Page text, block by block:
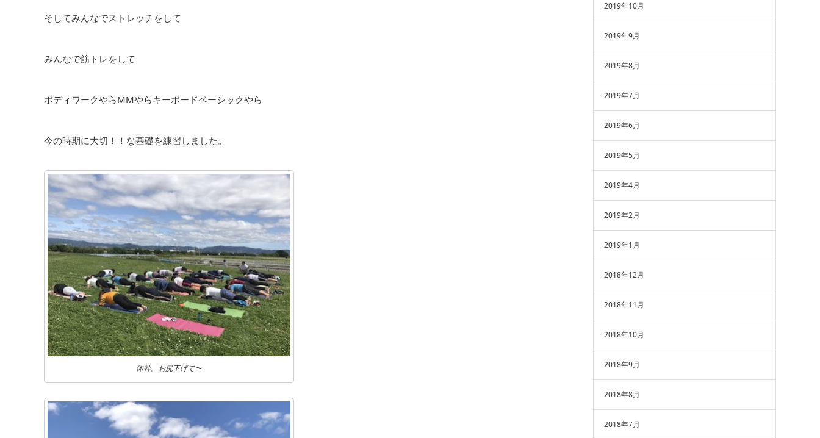
そしてみんなでストレッチをして
みんなで筋トレをして
ボディワークやらMMやらキーボードベーシックやら
今の時期に大切！！な基礎を練習しました。
体幹。お尻下げて〜
2019年10月
2019年9月
2019年8月
2019年7月
2019年6月
2019年5月
2019年4月
2019年2月
2019年1月
2018年12月
2018年11月
2018年10月
2018年9月
2018年8月
2018年7月